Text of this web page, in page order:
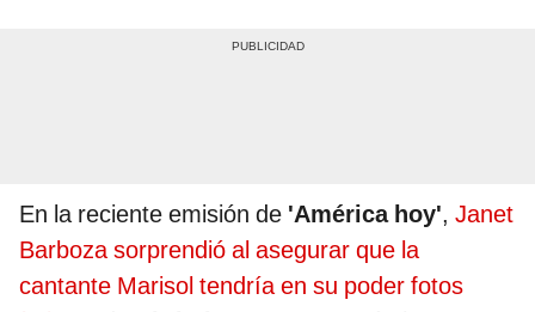
En la reciente emisión de 'América hoy', Janet
Barboza sorprendió al asegurar que la
cantante Marisol tendría en su poder fotos